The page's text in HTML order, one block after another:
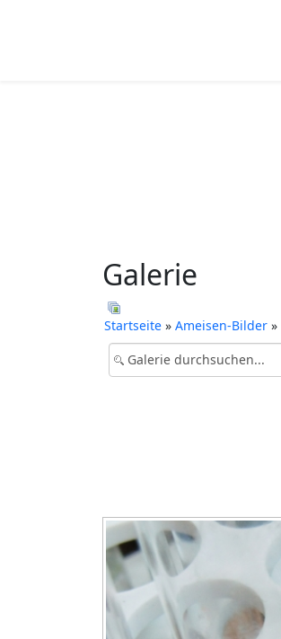
Galerie
Startseite » Ameisen-Bilder »